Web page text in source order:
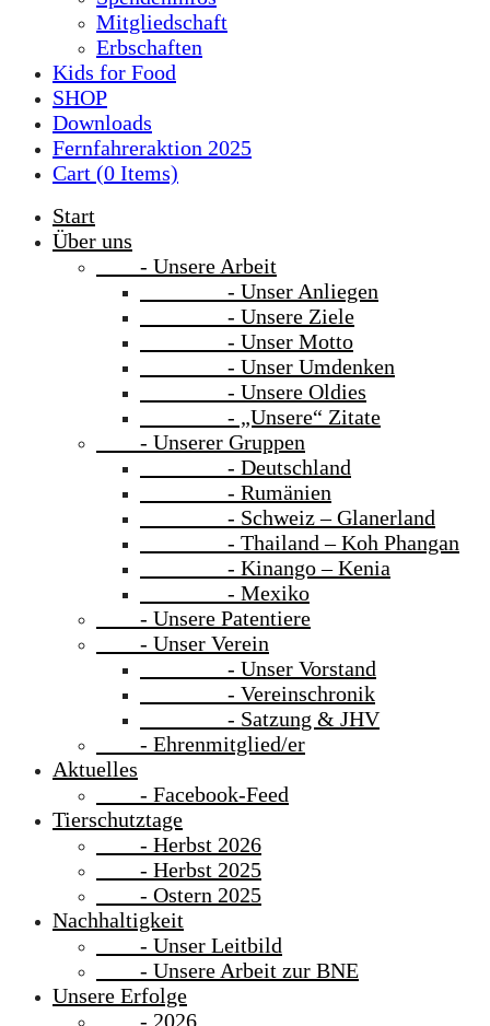
Mitgliedschaft
Erbschaften
Kids for Food
SHOP
Downloads
Fernfahreraktion 2025
Cart (0 Items)
Start
Über uns
- Unsere Arbeit
- Unser Anliegen
- Unsere Ziele
- Unser Motto
- Unser Umdenken
- Unsere Oldies
- „Unsere“ Zitate
- Unserer Gruppen
- Deutschland
- Rumänien
- Schweiz – Glanerland
- Thailand – Koh Phangan
- Kinango – Kenia
- Mexiko
- Unsere Patentiere
- Unser Verein
- Unser Vorstand
- Vereinschronik
- Satzung & JHV
- Ehrenmitglied/er
Aktuelles
- Facebook-Feed
Tierschutztage
- Herbst 2026
- Herbst 2025
- Ostern 2025
Nachhaltigkeit
- Unser Leitbild
- Unsere Arbeit zur BNE
Unsere Erfolge
- 2026